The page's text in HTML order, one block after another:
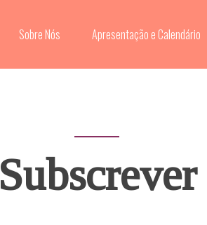
Sobre Nós Apresentação e Calendário
Subscrever